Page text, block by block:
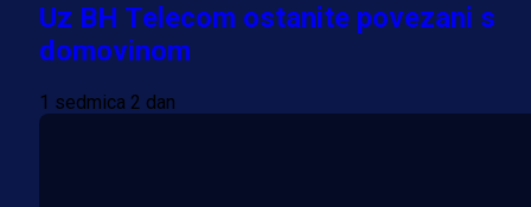
Uz BH Telecom ostanite povezani s
domovinom
1 sedmica 2 dan